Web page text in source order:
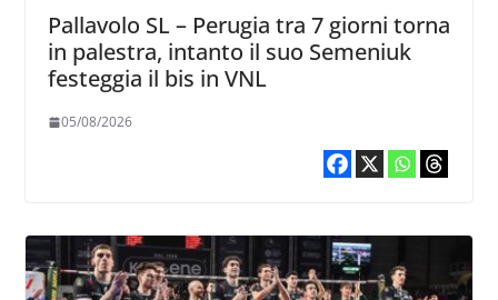
Pallavolo SL – Perugia tra 7 giorni torna
in palestra, intanto il suo Semeniuk
festeggia il bis in VNL
05/08/2026